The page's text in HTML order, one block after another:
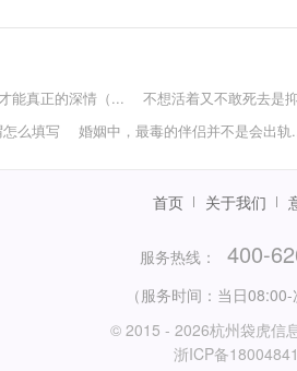
能真正的深情（... 不想活着又不敢死去是
么填写
婚姻中，最毒的伴侣并不是会出轨
首页 关于我们
服务热线： 400-
（服务时间：当日08:00-
© 2015 - 2026杭州袋虎信
浙ICP备